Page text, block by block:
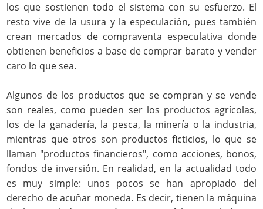
los que sostienen todo el sistema con su esfuerzo. El
resto vive de la usura y la especulación, pues también
crean mercados de compraventa especulativa donde
obtienen beneficios a base de comprar barato y vender
caro lo que sea.
Algunos de los productos que se compran y se vende
son reales, como pueden ser los productos agrícolas,
los de la ganadería, la pesca, la minería o la industria,
mientras que otros son productos ficticios, lo que se
llaman "productos financieros", como acciones, bonos,
fondos de inversión. En realidad, en la actualidad todo
es muy simple: unos pocos se han apropiado del
derecho de acuñar moneda. Es decir, tienen la máquina